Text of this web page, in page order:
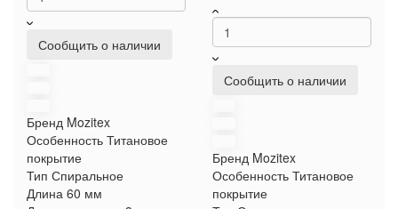
Сообщить о наличии
Бренд Mozitex
Особенность Титановое
покрытие
Тип Спиральное
Длина 60 мм
Сообщить о наличии
Бренд Mozitex
Особенность Титановое
покрытие